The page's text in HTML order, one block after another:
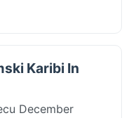
Karibi In
December